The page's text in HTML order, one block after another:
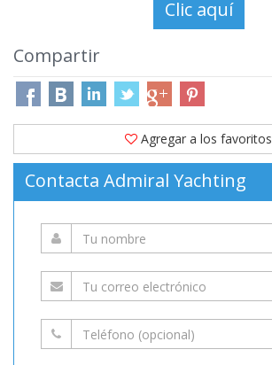
Compartir
Agregar a los favoritos
Contacta Admiral Yachting